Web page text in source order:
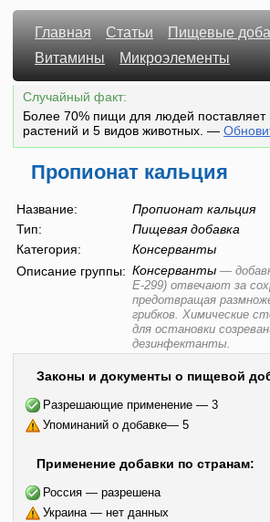
Главная Статьи
Пищевые
Витамины
Микроэлементы
Случайный факт:
Более 70% пищи для людей поставляет
растений и 5 видов животных. —
Пропионат кальция
Название:
Пропионат кальция
Тип:
Пищевая добавка
Категория:
Консерванты
Описание группы: Консерванты —
E-299) отвечают за
предотвращая
грибков. Химические
для остановки
дезинфектанты.
Законы и документы о пищевой
Разрешающие применение — 3
Упоминаний о добавке— 5
Применение добавки по странам:
Россия — разрешена
Украина — нет данных